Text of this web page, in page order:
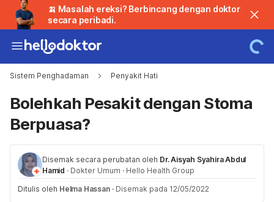
🍌 Masalah ereksi? Berbincang dengan doktor
secara peribadi.
Sistem Penghadaman Penyakit Hati
Bolehkah Pesakit dengan Stoma
Berpuasa?
Disemak secara perubatan oleh Dr. Aisyah Syahira Abdul
Hamid · Dokter Umum · Hello Health Group
Ditulis oleh Helma Hassan · Disemak pada 12/05/2022